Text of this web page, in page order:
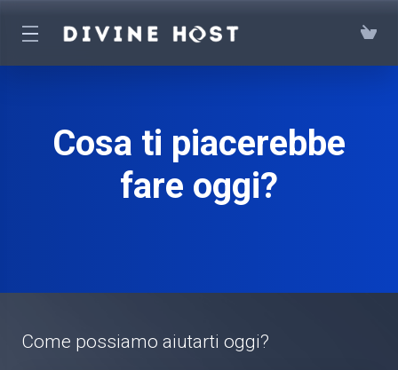
Cosa ti piacerebbe
fare oggi?
Come possiamo aiutarti oggi?